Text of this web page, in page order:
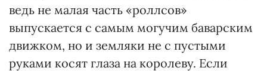
ведь не малая часть «роллсов»
выпускается с самым могучим баварским
движком, но и земляки не с пустыми
руками косят глаза на королеву. Если